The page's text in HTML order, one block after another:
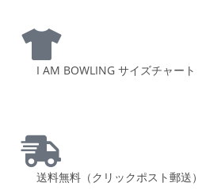
I AM BOWLING サイズチャート
送料無料（クリックポスト郵送）